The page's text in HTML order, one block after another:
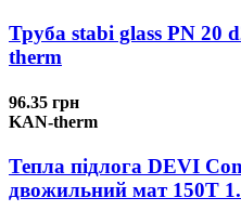
Труба stabi glass PN 20
therm
96.35 грн
KAN-therm
Тепла підлога DEVI
двожильний мат 150T